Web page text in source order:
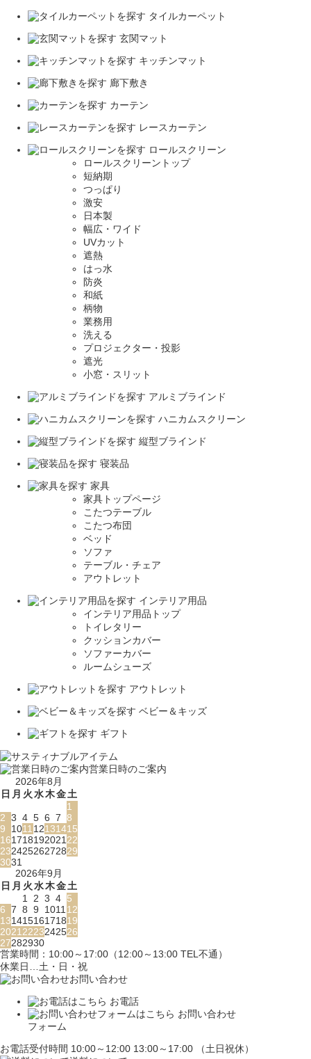
タイルカーペット
玄関マット
キッチンマット
廊下敷き
カーテン
レースカーテン
ロールスクリーン
ロールスクリーントップ
短納期
つっぱり
激安
日本製
幅広・ワイド
UVカット
遮熱
はっ水
防炎
和紙
柄物
業務用
洗える
プロジェクター・投影
遮光
小窓・スリット
アルミブラインド
ハニカムスクリーン
縦型ブラインド
寝装品
家具
家具トップページ
こたつテーブル
こたつ布団
ベッド
ソファ
テーブル・チェア
アウトレット
インテリア用品
インテリア用品トップ
トイレタリー
クッションカバー
ソファーカバー
ルームシューズ
アウトレット
ベビー＆キッズ
ギフト
営業日時のご案内
2026年8月
日 月 火水木金土
1
2 3 4 5 6 7 8
9
101112131415
16171819202122
23242526272829
3031
2026年9月
日 月 火水木金土
1 2 3 4 5
6 7 8 9 101112
13141516171819
20212223242526
27282930
営業時間：10:00～17:00（12:00～13:00 TEL不通）
休業日…土・日・祝
お問い合わせ
お電話
お問い合わせ
フォーム
お電話受付時間 10:00～12:00 13:00～17:00 （土日祝休）